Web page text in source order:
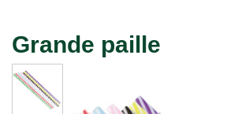
Grande paille